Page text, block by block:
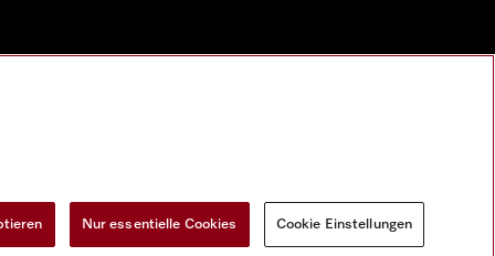
Nur essentielle Cookies Cookie Einstellungen